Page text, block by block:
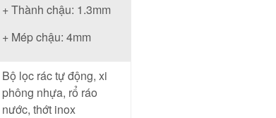
+ Thành chậu: 1.3mm
+ Mép chậu: 4mm
Bộ lọc rác tự động, xi
phông nhựa, rổ ráo
nước, thớt inox